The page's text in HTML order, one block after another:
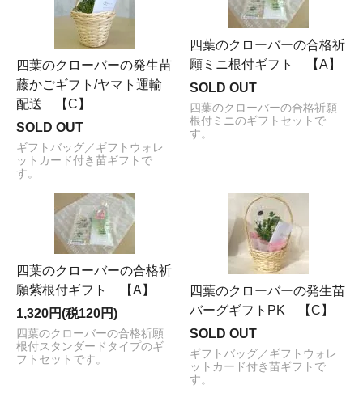
四葉のクローバーの発生苗
藤かごギフト/ヤマト運輸
配送 【C】
SOLD OUT
ギフトバッグ／ギフトウォレ
ットカード付き苗ギフトで
す。
四葉のクローバーの合格祈
願ミニ根付ギフト 【A】
SOLD OUT
四葉のクローバーの合格祈願
根付ミニのギフトセットで
す。
四葉のクローバーの合格祈
願紫根付ギフト 【A】
1,320円(税120円)
四葉のクローバーの合格祈願
根付スタンダードタイプのギ
フトセットです。
四葉のクローバーの発生苗
バーグギフトPK 【C】
SOLD OUT
ギフトバッグ／ギフトウォレ
ットカード付き苗ギフトで
す。